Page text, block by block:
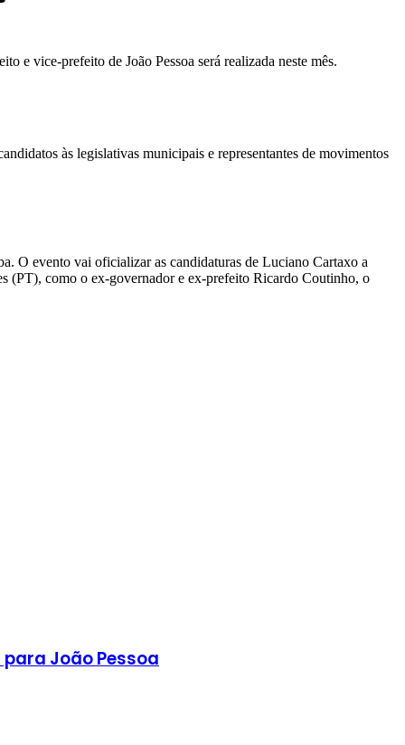
e vice-prefeito de João Pessoa será realizada neste mês.
às legislativas municipais e representantes de movimentos
O evento vai oficializar as candidaturas de Luciano Cartaxo a
(PT), como o ex-governador e ex-prefeito Ricardo Coutinho, o
João Pessoa